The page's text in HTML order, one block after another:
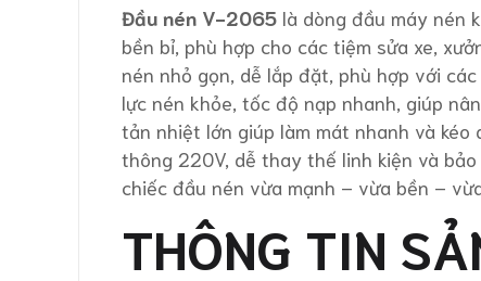
Đầu nén V-2065 là dòng đầu máy nén
bền bỉ, phù hợp cho các tiệm sửa xe,
nén nhỏ gọn, dễ lắp đặt, phù hợp với
lực nén khỏe, tốc độ nạp nhanh, giúp
tản nhiệt lớn giúp làm mát nhanh và
thông 220V, dễ thay thế linh kiện và
chiếc đầu nén vừa mạnh – vừa bền –
THÔNG TIN